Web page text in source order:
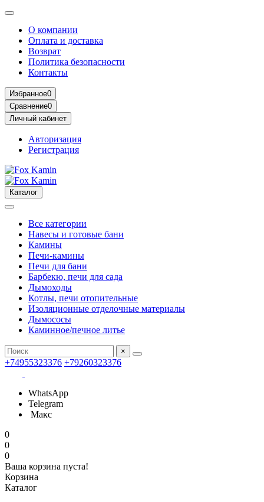
О компании
Оплата и доставка
Возврат
Политика безопасности
Контакты
Избранное0
Сравнение0
Личный кабинет
Авторизация
Регистрация
Каталог
Все категории
Навесы и готовые бани
Камины
Печи-камины
Печи для бани
Барбекю, печи для сада
Дымоходы
Котлы, печи отопительные
Изоляционные отделочные материалы
Дымососы
Каминное/печное литье
×
+74955323376 +79260323376
WhatsApp
Telegram
Макс
0
0
0
Ваша корзина пуста!
Корзина
Каталог